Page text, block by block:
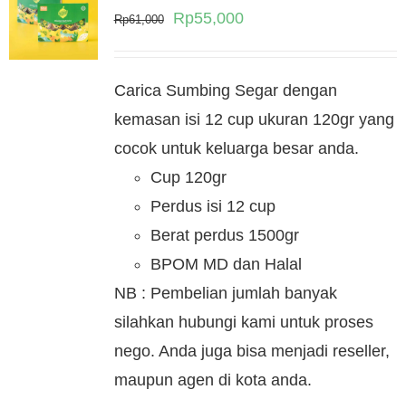
Rp61,000
Original
Rp61,000.
Rp55,000Current
Rp55,000.
Carica Sumbing Segar dengan
kemasan isi 12 cup ukuran 120gr yang
cocok untuk keluarga besar anda.
Cup 120gr
Perdus isi 12 cup
Berat perdus 1500gr
BPOM MD dan Halal
NB : Pembelian jumlah banyak
silahkan hubungi kami untuk proses
nego. Anda juga bisa menjadi reseller,
maupun agen di kota anda.